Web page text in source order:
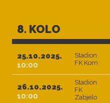
8. KOLO
25.10.2025.
10:00
Stadion
FK Kom
26.10.2025.
10:00
Stadion
FK
Zabjelo